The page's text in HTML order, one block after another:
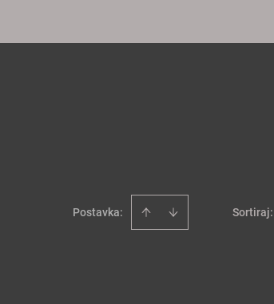
Postavka: Sortiraj: